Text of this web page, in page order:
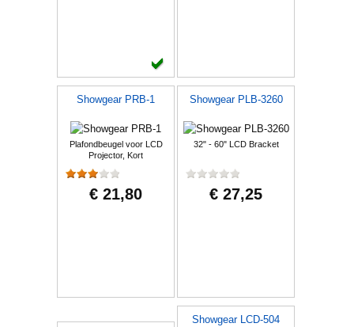
Showgear PRB-1
Plafondbeugel voor LCD
Projector, Kort
€ 21,80
Showgear PLB-3260
32" - 60" LCD Bracket
€ 27,25
Showgear LCD-504